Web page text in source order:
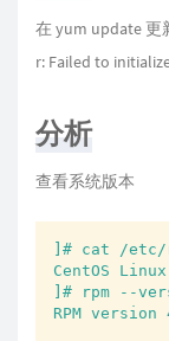
在 yum update 更
r: Failed to
分析
查看系统版本
]# cat
/etc/
CentOS
Linux
]#
rpm
--
RPM version